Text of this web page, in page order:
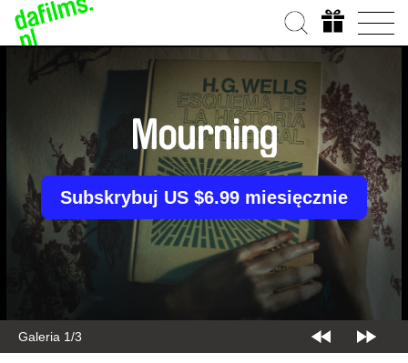
Galeria 1/3
Mourning
Subskrybuj US $6.99 miesięcznie